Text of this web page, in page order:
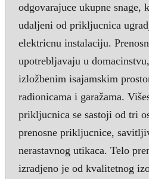
odgovarajuce ukupne snage,
udaljeni od prikljucnica
elektricnu instalaciju.
upotrebljavaju u
izložbenim isajamskim
radionicama i garažama.
prikljucnica se sastoji od tri
prenosne prikljucnice,
nerastavnog utikaca. Telo
izradjeno je od kvalitetnog